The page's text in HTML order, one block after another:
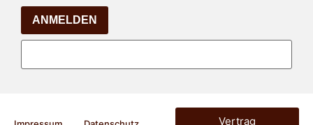
ANMELDEN
Vertrag